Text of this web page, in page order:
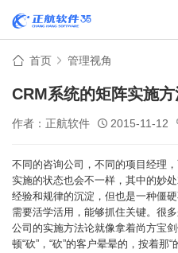
首页 管理视角
CRM系统的矩阵实施方
作者：正航软件 2015-11-12
不同的咨询公司，不同的项目经理
实施的状态也会不一样，其中的妙
经验和规律的沉淀，但也是一种僵
需要活学活用，能够抓住关键。很
公司的实施方法论就像拿着尚方宝
顿“砍”， “砍”的客户晕晕的，按着那